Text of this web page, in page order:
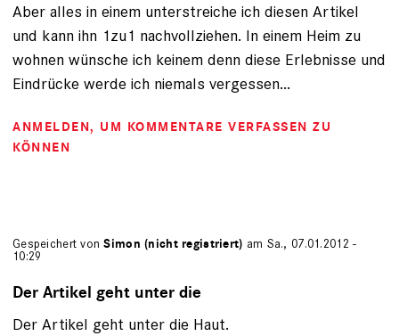
Aber alles in einem unterstreiche ich diesen Artikel
und kann ihn 1zu1 nachvollziehen. In einem Heim zu
wohnen wünsche ich keinem denn diese Erlebnisse und
Eindrücke werde ich niemals vergessen...
ANMELDEN, UM KOMMENTARE VERFASSEN ZU
KÖNNEN
Gespeichert vonSimon (nicht registriert) am Sa., 07.01.2012 -
10:29
Der Artikel geht unter die
Der Artikel geht unter die Haut.